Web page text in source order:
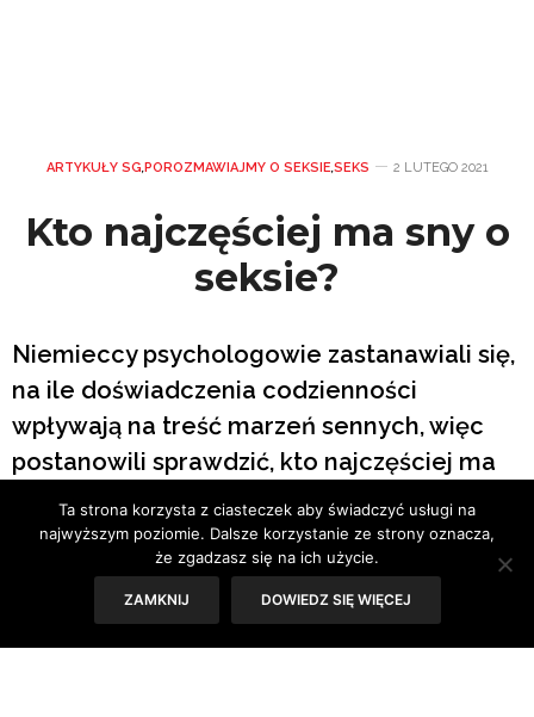
ARTYKUŁY SG,POROZMAWIAJMY O SEKSIE,SEKS 2 LUTEGO 2021
Kto najczęściej ma sny o
seksie?
Niemieccy psychologowie zastanawiali się,
na ile doświadczenia codzienności
wpływają na treść marzeń sennych, więc
postanowili sprawdzić, kto najczęściej ma
sny o seksie – single czy osoby będące w
związkach.
Tekst: Sylwia Skorstad
Ta strona korzysta z ciasteczek aby świadczyć usługi na
najwyższym poziomie. Dalsze korzystanie ze strony oznacza,
że zgadzasz się na ich użycie.
ZAMKNIJ DOWIEDZ SIĘ WIĘCEJ